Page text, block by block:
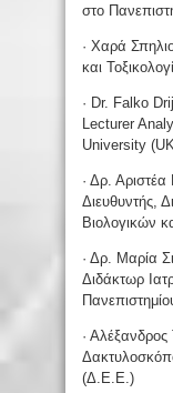
στο
· Χαρά
και
· Dr. Falko
Lecturer
University
· Δρ. Αριστέα
Διευθυντής,
Βιολογικών
· Δρ. Μαρία
Διδάκτωρ
·
(Δ.Ε.Ε.)